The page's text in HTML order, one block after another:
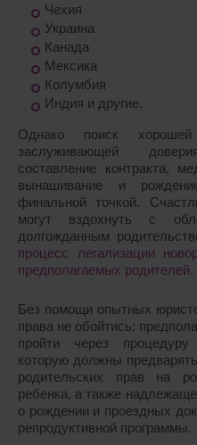
Чехия
Украина
Канада
Мексика
Колумбия
Индия и другие.
Однако поиск хорошей
заслуживающей
составление контракта,
вынашивание и
финальной точкой.
могут вздохнуть с
долгожданным
процесс легализации
предполагаемых родителей.
Без помощи опытных
права не обойтись:
пройти через процедуру
которую должны
родительских прав на
ребенка, а также
о рождении и проездных
репродуктивной программы.